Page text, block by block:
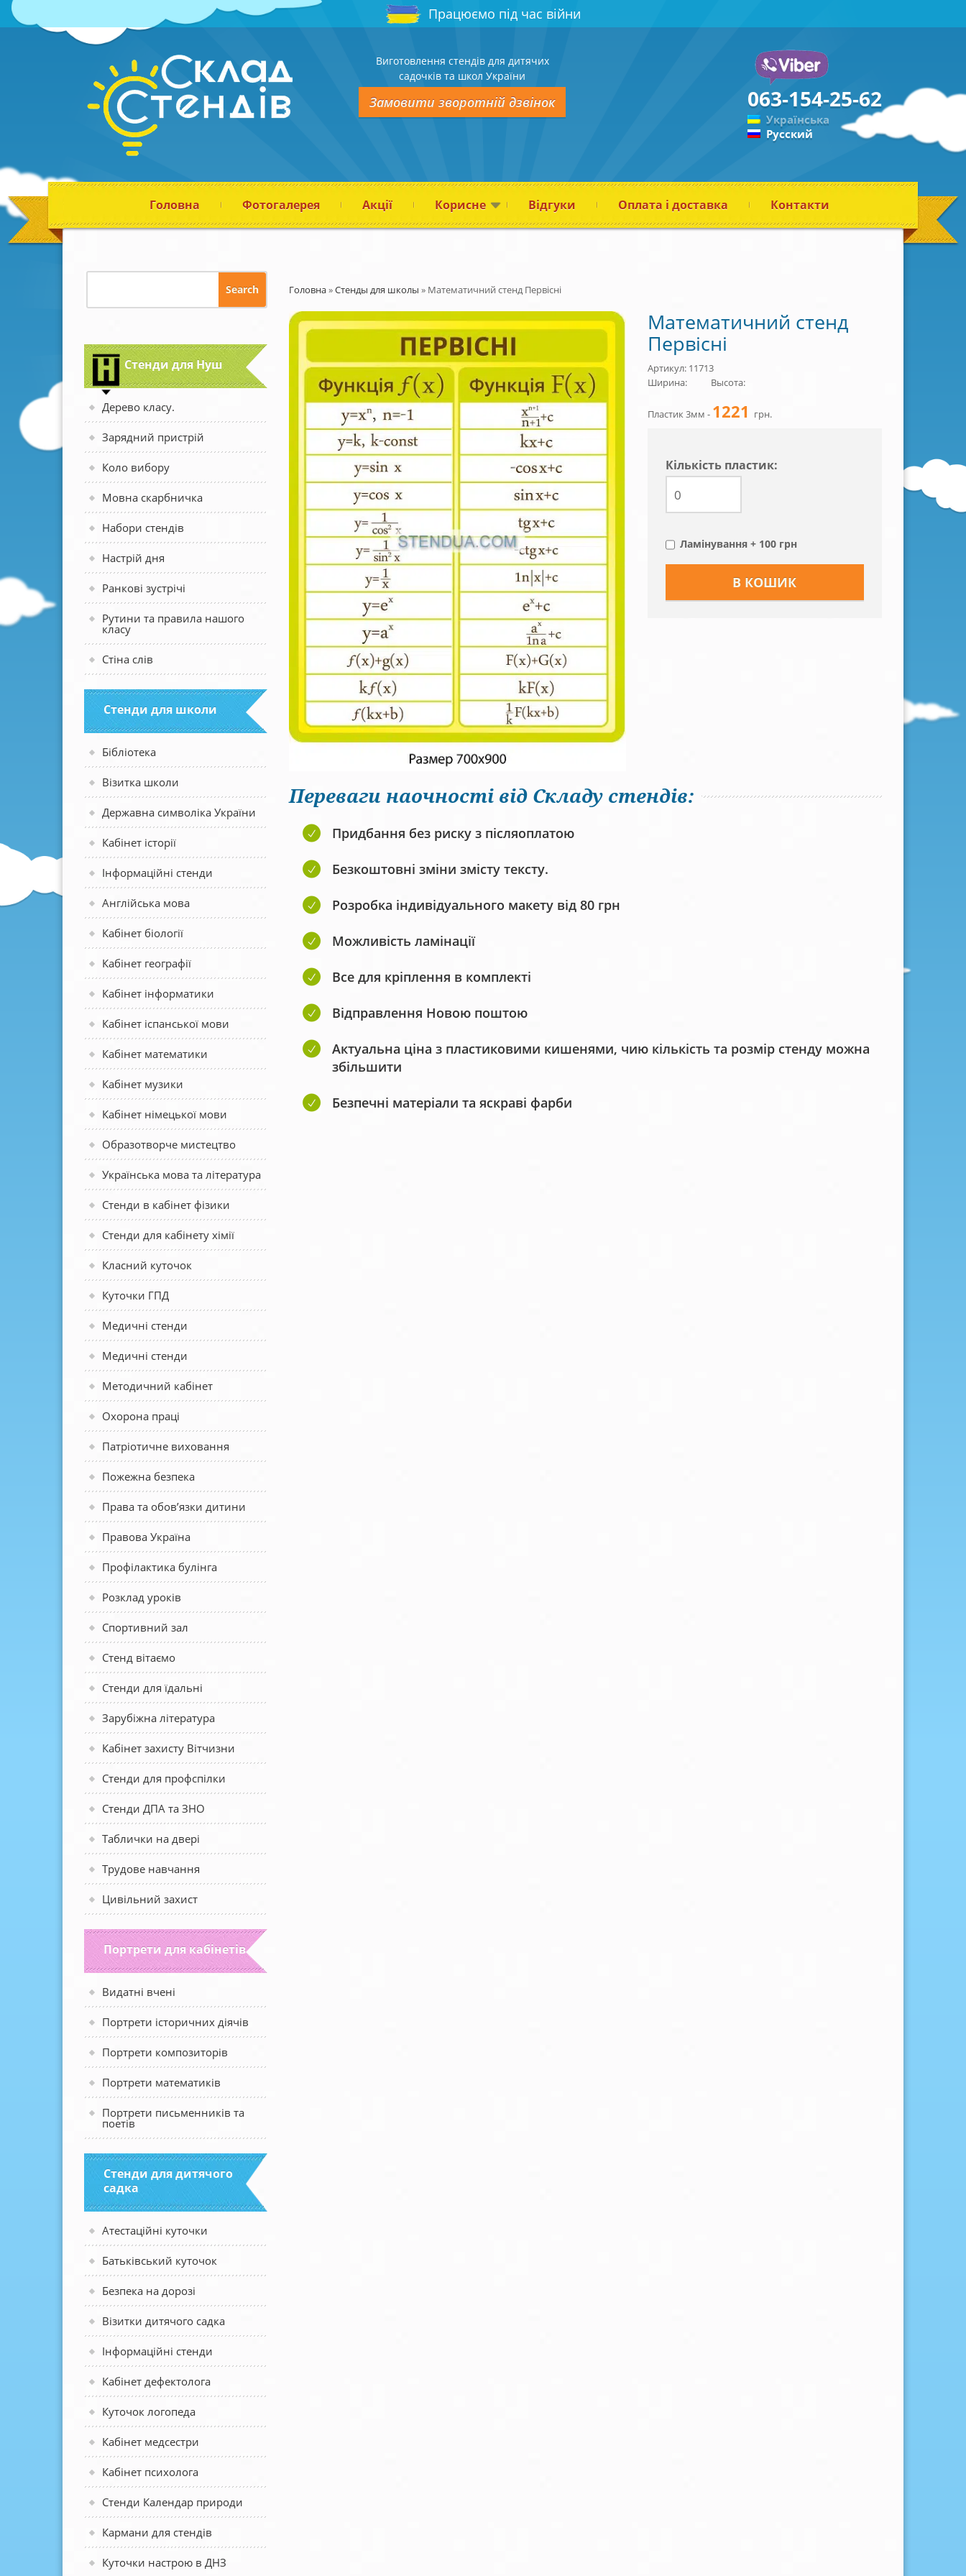
Працюємо під час війни
Виготовлення стендів для дитячих
садочків та школ України
Замовити зворотній дзвінок 063-154-25-62
Українська
Русский
Головна Фотогалерея Акції Корисне Відгуки Оплата і доставка Контакти
Стенди для Нуш
Дерево класу.
Зарядний пристрій
Коло вибору
Мовна скарбничка
Набори стендів
Настрій дня
Ранкові зустрічі
Рутини та правила нашого
класу
Стіна слів
Стенди для школи
Бібліотека
Візитка школи
Державна символіка України
Кабінет історії
Інформаційні стенди
Англійська мова
Кабінет біології
Кабінет географії
Кабінет інформатики
Кабінет іспанської мови
Кабінет математики
Кабінет музики
Кабінет німецької мови
Образотворче мистецтво
Українська мова та література
Стенди в кабінет фізики
Стенди для кабінету хімії
Класний куточок
Куточки ГПД
Медичні стенди
Медичні стенди
Методичний кабінет
Охорона праці
Патріотичне виховання
Пожежна безпека
Права та обов’язки дитини
Правова Україна
Профілактика булінга
Розклад уроків
Спортивний зал
Стенд вітаємо
Стенди для їдальні
Зарубіжна література
Кабінет захисту Вітчизни
Стенди для профспілки
Стенди ДПА та ЗНО
Таблички на двері
Трудове навчання
Цивільний захист
Портрети для кабінетів
Видатні вчені
Портрети історичних діячів
Портрети композиторів
Портрети математиків
Портрети письменників та
поетів
Стенди для дитячого
садка
Атестаційні куточки
Батьківський куточок
Безпека на дорозі
Візитки дитячого садка
Інформаційні стенди
Кабінет дефектолога
Куточок логопеда
Кабінет медсестри
Кабінет психолога
Стенди Календар природи
Кармани для стендів
Куточки настрою в ДНЗ
Головна»Стенды для школы » Математичний стенд Первісні
Математичний стенд
Первісні
Артикул: 11713
Ширина:
Высота:
Пластик 3мм - 1221 грн.
Кiлькiсть пластик:
Ламінування + 100 грн
Переваги наочності від Складу стендів:
Придбання без риску з післяоплатою
Безкоштовні зміни змісту тексту.
Розробка індивідуального макету від 80 грн
Можливість ламінації
Все для кріплення в комплекті
Відправлення Новою поштою
Актуальна ціна з пластиковими кишенями, чию кількість та розмір стенду можна
збільшити
Безпечні матеріали та яскраві фарби